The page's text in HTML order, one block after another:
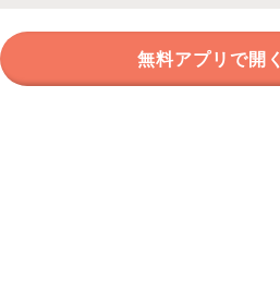
無料アプリで開く